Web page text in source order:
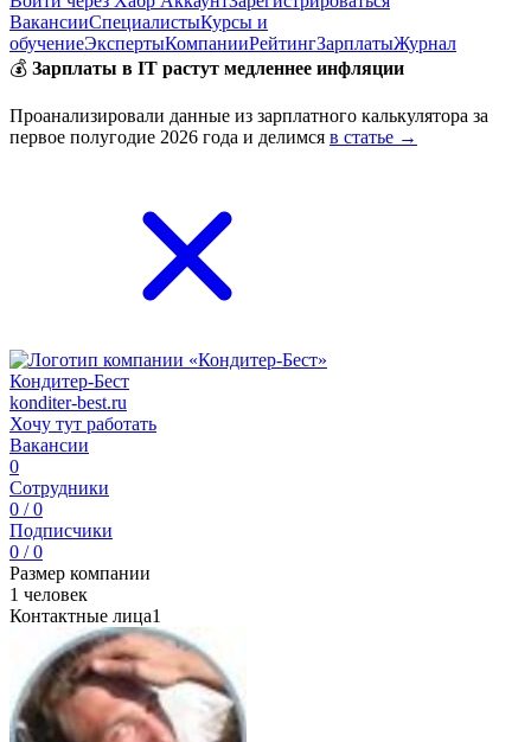
ВакансииСпециалистыКурсы и
обучениеЭкспертыКомпанииРейтингЗарплатыЖурнал
💰 Зарплаты в IT растут медленнее инфляции
Проанализировали данные из зарплатного калькулятора за
первое полугодие 2026 года и делимся в статье →
Кондитер-Бест
konditer-best.ru
Хочу тут работать
Вакансии
0
Сотрудники
0 / 0
Подписчики
0 / 0
Размер компании
1 человек
Контактные лица1